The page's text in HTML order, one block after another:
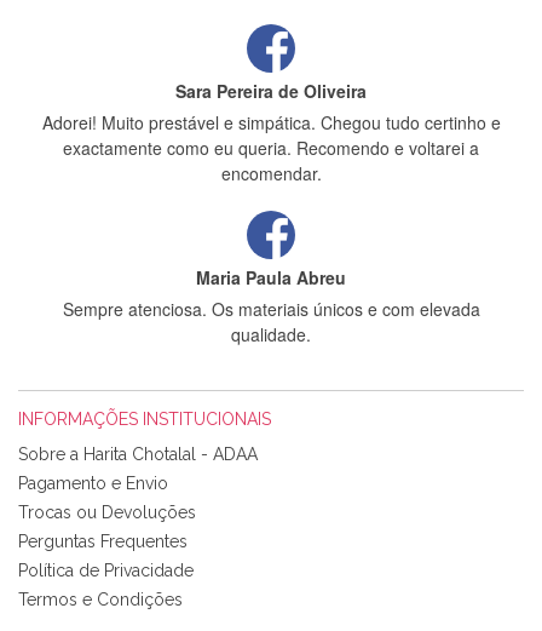
Sara Pereira de Oliveira
Adorei! Muito prestável e simpática. Chegou tudo certinho e
exactamente como eu queria. Recomendo e voltarei a
encomendar.
Maria Paula Abreu
Sempre atenciosa. Os materiais únicos e com elevada
qualidade.
Tudo chegou em condições, pois os produtos vieram muito
bem acondicionados. Estou plenamente satisfeita com os
produtos adquiridos. Relativamente à bolsa, tem um tecido
com um padrão e cores muito bonitas e a execução está
perfeitíssima. Futuramente penso voltar a comprar na vossa
loja, têm excelentes artigos a um preço muito justo. A
INFORMAÇÕES INSTITUCIONAIS
Sobre a Harita Chotalal - ADAA
Pagamento e Envio
Trocas ou Devoluções
Perguntas Frequentes
Política de Privacidade
Termos e Condições